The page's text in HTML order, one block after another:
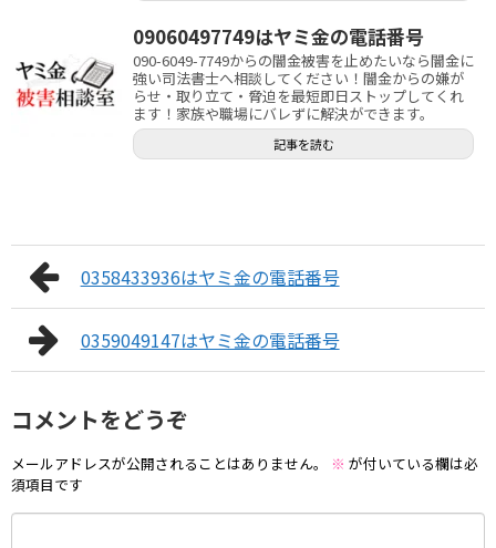
09060497749はヤミ金の電話番号
090-6049-7749からの闇金被害を止めたいなら闇金に
強い司法書士へ相談してください！闇金からの嫌が
らせ・取り立て・脅迫を最短即日ストップしてくれ
ます！家族や職場にバレずに解決ができます。
記事を読む
0358433936はヤミ金の電話番号
0359049147はヤミ金の電話番号
コメントをどうぞ
メールアドレスが公開されることはありません。 ※ が付いている欄は必
須項目です